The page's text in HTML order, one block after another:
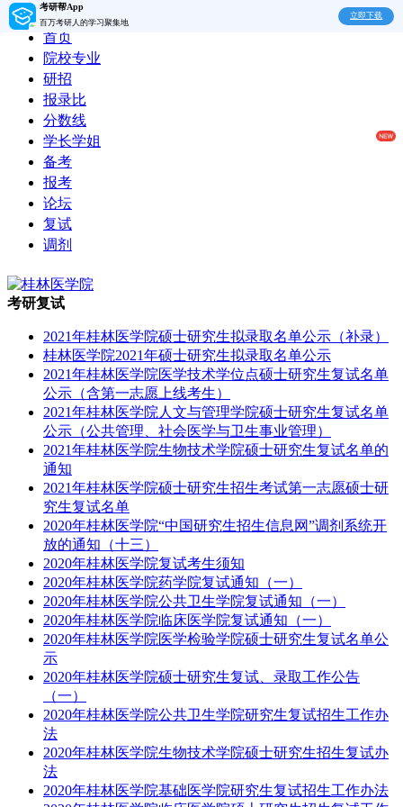
考研帮App
百万考研人的学习聚集地
立即下载
首页
院校专业
研招
报录比
分数线
学长学姐
备考
报考
论坛
复试
调剂
考研复试
2021年桂林医学院硕士研究生拟录取名单公示（补录）
桂林医学院2021年硕士研究生拟录取名单公示
2021年桂林医学院医学技术学位点硕士研究生复试名单
公示（含第一志愿上线考生）
2021年桂林医学院人文与管理学院硕士研究生复试名单
公示（公共管理、社会医学与卫生事业管理）
2021年桂林医学院生物技术学院硕士研究生复试名单的
通知
2021年桂林医学院硕士研究生招生考试第一志愿硕士研
究生复试名单
2020年桂林医学院“中国研究生招生信息网”调剂系统开
放的通知（十三）
2020年桂林医学院复试考生须知
2020年桂林医学院药学院复试通知（一）
2020年桂林医学院公共卫生学院复试通知（一）
2020年桂林医学院临床医学院复试通知（一）
2020年桂林医学院医学检验学院硕士研究生复试名单公
示
2020年桂林医学院硕士研究生复试、录取工作公告
（一）
2020年桂林医学院公共卫生学院研究生复试招生工作办
法
2020年桂林医学院生物技术学院硕士研究生招生复试办
法
2020年桂林医学院基础医学院研究生复试招生工作办法